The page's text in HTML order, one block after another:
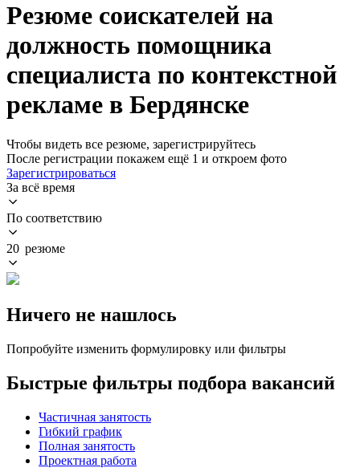
Резюме соискателей на
должность помощника
специалиста по контекстной
рекламе в Бердянске
Чтобы видеть все резюме, зарегистрируйтесь
После регистрации покажем ещё 1 и откроем фото
Зарегистрироваться
За всё время
По соответствию
20 резюме
Ничего не нашлось
Попробуйте изменить формулировку или фильтры
Быстрые фильтры подбора вакансий
Частичная занятость
Гибкий график
Полная занятость
Проектная работа